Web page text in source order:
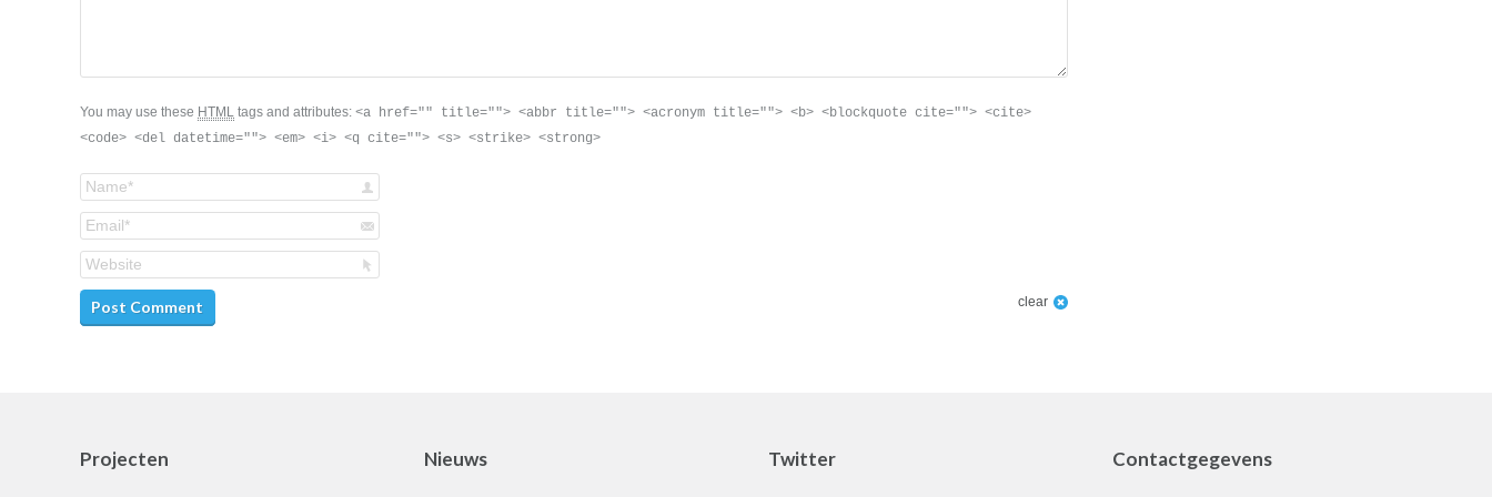
You may use these HTML tags and attributes: <a href="" title=""> <abbr title=""> <acronym title=""> <b> <blockquote cite=""> <cite>
<code> <del datetime=""> <em> <i> <q cite=""> <s> <strike> <strong>
Name *
Email *
Website
clear
Post Comment
Projecten Nieuws Twitter Contactgegevens